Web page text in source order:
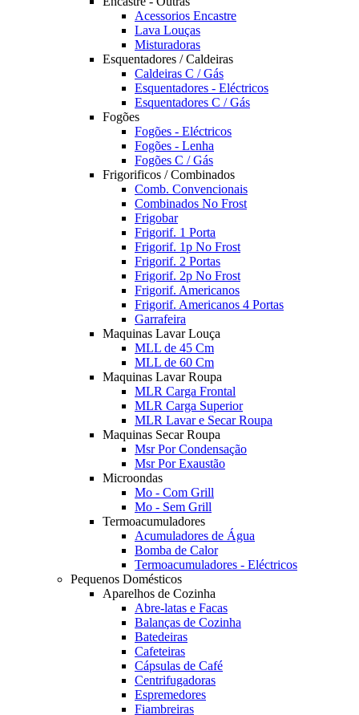
Acessorios Encastre
Lava Louças
Misturadoras
Esquentadores / Caldeiras
Caldeiras C / Gás
Esquentadores - Eléctricos
Esquentadores C / Gás
Fogões
Fogões - Eléctricos
Fogões - Lenha
Fogões C / Gás
Frigorificos / Combinados
Comb. Convencionais
Combinados No Frost
Frigobar
Frigorif. 1 Porta
Frigorif. 1p No Frost
Frigorif. 2 Portas
Frigorif. 2p No Frost
Frigorif. Americanos
Frigorif. Americanos 4 Portas
Garrafeira
Maquinas Lavar Louça
MLL de 45 Cm
MLL de 60 Cm
Maquinas Lavar Roupa
MLR Carga Frontal
MLR Carga Superior
MLR Lavar e Secar Roupa
Maquinas Secar Roupa
Msr Por Condensação
Msr Por Exaustão
Microondas
Mo - Com Grill
Mo - Sem Grill
Termoacumuladores
Acumuladores de Água
Bomba de Calor
Termoacumuladores - Eléctricos
Pequenos Domésticos
Aparelhos de Cozinha
Abre-latas e Facas
Balanças de Cozinha
Batedeiras
Cafeteiras
Cápsulas de Café
Centrifugadoras
Espremedores
Fiambreiras